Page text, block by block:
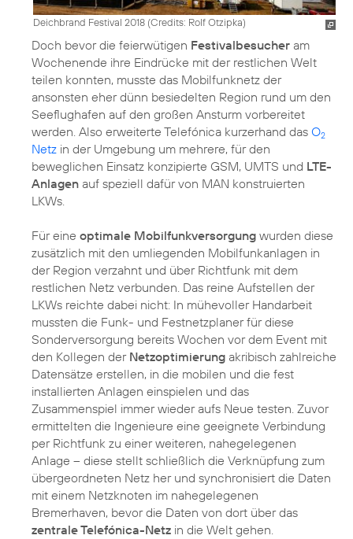
Deichbrand Festival 2018 (Credits: Rolf Otzipka)
Doch bevor die feierwütigen Festivalbesucher am
Wochenende ihre Eindrücke mit der restlichen Welt
teilen konnten, musste das Mobilfunknetz der
ansonsten eher dünn besiedelten Region rund um den
Seeflughafen auf den großen Ansturm vorbereitet
werden. Also erweiterte Telefónica kurzerhand das O2
Netz in der Umgebung um mehrere, für den
beweglichen Einsatz konzipierte GSM, UMTS und LTE-
Anlagen auf speziell dafür von MAN konstruierten
LKWs.
Für eine optimale Mobilfunkversorgung wurden diese
zusätzlich mit den umliegenden Mobilfunkanlagen in
der Region verzahnt und über Richtfunk mit dem
restlichen Netz verbunden. Das reine Aufstellen der
LKWs reichte dabei nicht: In mühevoller Handarbeit
mussten die Funk- und Festnetzplaner für diese
Sonderversorgung bereits Wochen vor dem Event mit
den Kollegen der Netzoptimierung akribisch zahlreiche
Datensätze erstellen, in die mobilen und die fest
installierten Anlagen einspielen und das
Zusammenspiel immer wieder aufs Neue testen. Zuvor
ermittelten die Ingenieure eine geeignete Verbindung
per Richtfunk zu einer weiteren, nahegelegenen
Anlage – diese stellt schließlich die Verknüpfung zum
übergeordneten Netz her und synchronisiert die Daten
mit einem Netzknoten im nahegelegenen
Bremerhaven, bevor die Daten von dort über das
zentrale Telefónica-Netz in die Welt gehen.